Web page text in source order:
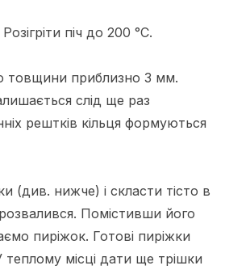
піч до 200 °C.
товщини приблизно 3 мм.
слід ще раз
рештків кільця формуються
(див. нижче) і скласти тісто в
Помістивши його
пиріжок. Готові пиріжки
місці дати ще трішки